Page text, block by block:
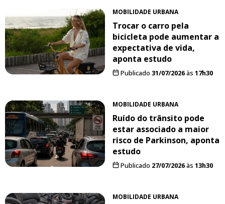
MOBILIDADE URBANA
Trocar o carro pela
bicicleta pode aumentar a
expectativa de vida,
aponta estudo
Publicado 31/07/2026às 17h30
MOBILIDADE URBANA
Ruído do trânsito pode
estar associado a maior
risco de Parkinson, aponta
estudo
Publicado 27/07/2026às 13h30
MOBILIDADE URBANA